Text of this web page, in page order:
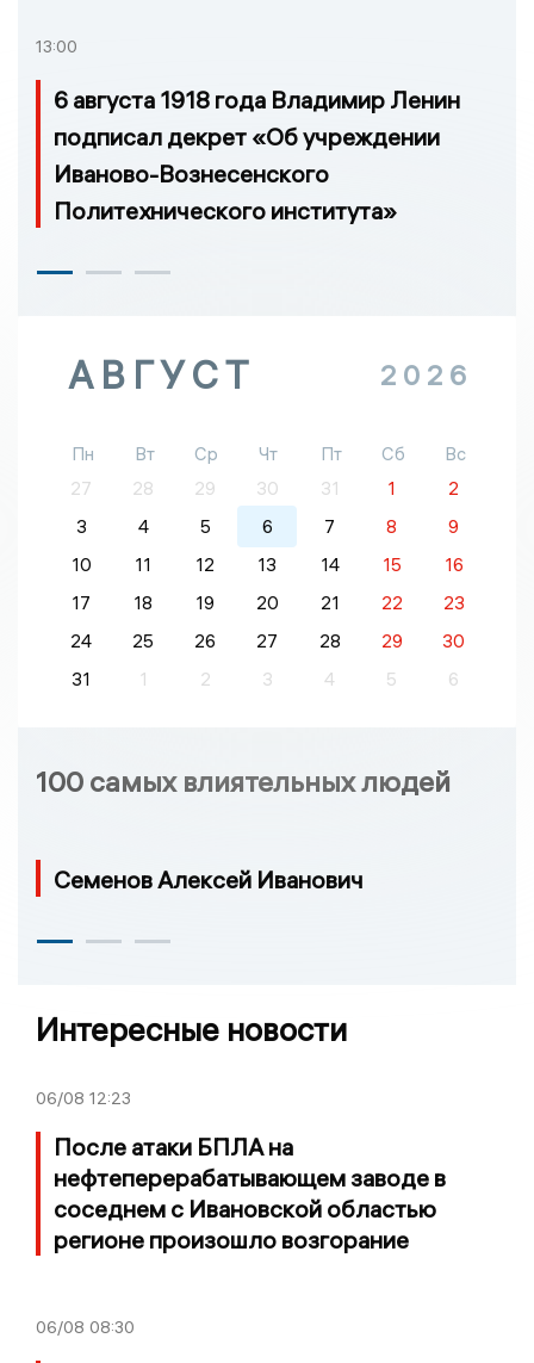
13:00
6 августа 1918 года Владимир Ленин
подписал декрет «Об учреждении
Иваново-Вознесенского
Политехнического института»
АВГУСТ 2026
Пн Вт Ср Чт Пт Сб
Вс
27
28 29 30 31 1
2
3
4 5 6 7 8
9
10
11 12 13 14 15
16
17
18 19 20 21 22
23
24
25 26 27 28 29
30
31
1 2 3 4 5 6
100 самых влиятельных людей
Семенов Алексей Иванович
Интересные новости
06/08 12:23
После атаки БПЛА на
нефтеперерабатывающем заводе в
соседнем с Ивановской областью
регионе произошло возгорание
06/08 08:30